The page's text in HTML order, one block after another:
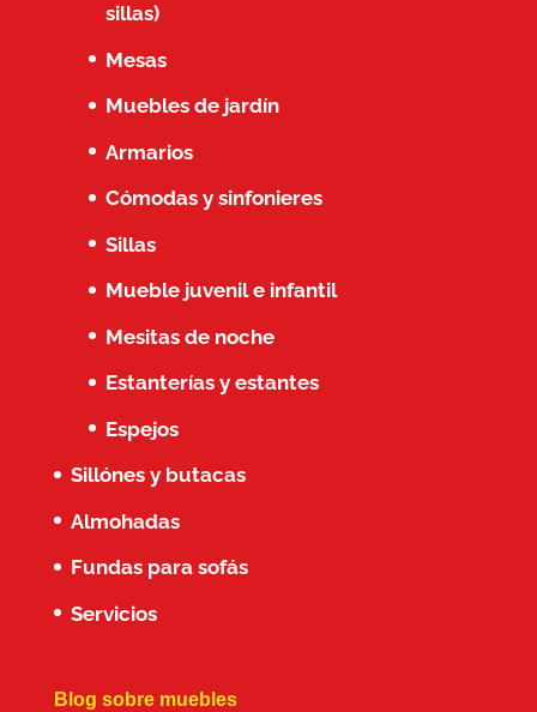
sillas)
Mesas
Muebles de jardín
Armarios
Cómodas y sinfonieres
Sillas
Mueble juvenil e infantil
Mesitas de noche
Estanterías y estantes
Espejos
Sillónes y butacas
Almohadas
Fundas para sofás
Servicios
Blog sobre muebles